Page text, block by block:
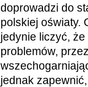
doprowadzi do
polskiej oświaty.
jedynie liczyć,
problemów,
jednak